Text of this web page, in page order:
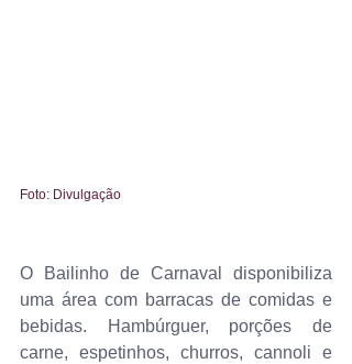
Foto: Divulgação
O Bailinho de Carnaval disponibiliza
uma área com barracas de comidas e
bebidas. Hambúrguer, porções de
carne, espetinhos, churros, cannoli e